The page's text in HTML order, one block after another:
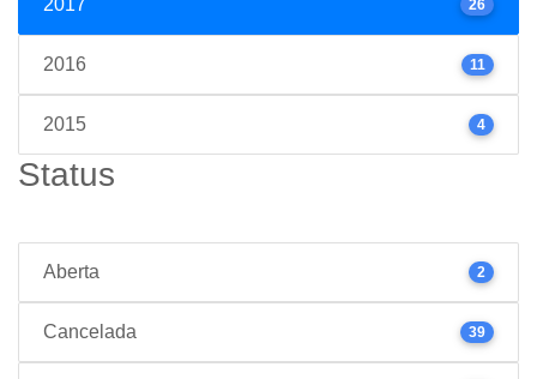
26
2016 11
2015 4
Status
Aberta 2
Cancelada 39